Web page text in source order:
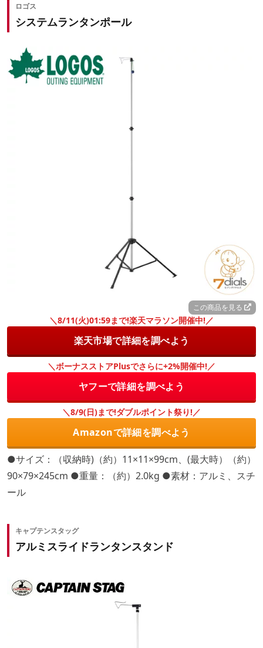
ロゴス
システムランタンポール
この商品を見る
＼8/11(火)01:59まで!楽天マラソン開催中!／
楽天市場で詳細を調べよう
＼ボーナスストアPlusでさらに+2%開催中!／
ヤフーで詳細を調べよう
＼8/9(日)まで!ダブルポイント祭り!／
Amazonで詳細を調べよう
●サイズ：（収納時)（約）11×11×99cm、(最大時）（約）
90×79×245cm ●重量：（約）2.0kg ●素材：アルミ、スチ
ール
キャプテンスタッグ
アルミスライドランタンスタンド